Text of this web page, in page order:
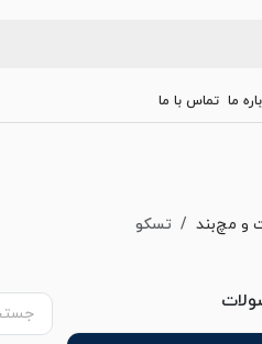
ما تماس با ما
و مچ‌بند تسکو